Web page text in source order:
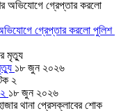
গ্রেপ্তার করলো পুলিশ
১৮ জুন ২০২৬
১৮ জুন ২০২৬